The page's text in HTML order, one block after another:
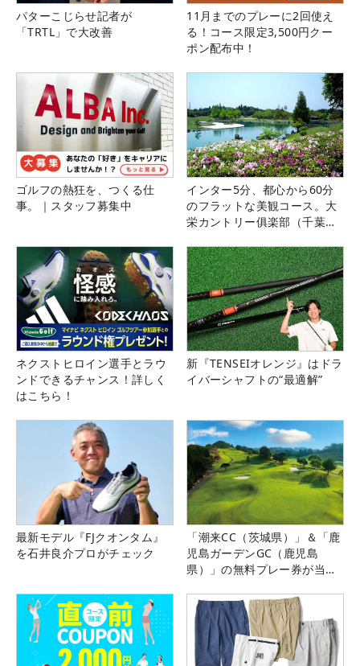
パターこじらせ記者が
「TRTL」で大改善
11月までのプレーに2回使え
る！コース限定3,500円クー
ポン配布中！
ゴルフの熱狂を、つくる仕
事。｜スタッフ募集中
インター5分、都心から60分
のフラットな美観コース。大
栄カントリー俱楽部（千葉
ネクストヒロイン選手とラウ
ンドできるチャンス！詳しく
はこちら！
新『TENSEIオレンジ』はドラ
イバーシャフトの“最適解”
最新モデル『FJクオンタム』
を石井良介プロがチェック
「潮来CC（茨城県）」＆「鹿
児島ガーデンGC（鹿児島
県）」の無料プレー券が当た